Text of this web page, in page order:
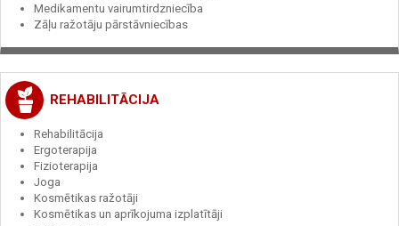
Medikamentu vairumtirdzniecība
Zāļu ražotāju pārstāvniecības
REHABILITĀCIJA
Rehabilitācija
Ergoterapija
Fizioterapija
Joga
Kosmētikas ražotāji
Kosmētikas un aprīkojuma izplatītāji